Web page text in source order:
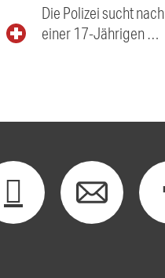
Die Polizei sucht nach
einer 17-Jährigen …